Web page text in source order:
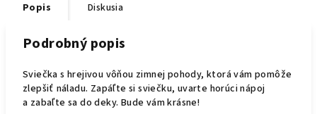
Popis Diskusia
Podrobný popis
Sviečka s hrejivou vôňou zimnej pohody, ktorá vám pomôže
zlepšiť náladu. Zapáľte si sviečku, uvarte horúci nápoj
a zabaľte sa do deky. Bude vám krásne!